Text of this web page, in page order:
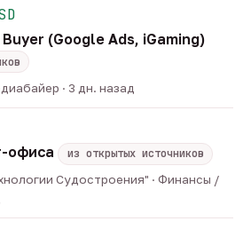
(Google Ads, iGaming)
· 3 дн. назад
офиса
из открытых источников
Судостроения" · Финансы /